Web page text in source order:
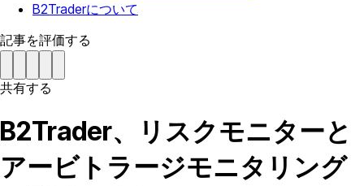
B2Traderについて
記事を評価する
共有する
B2Trader、リスクモニターと
アービトラージモニタリング